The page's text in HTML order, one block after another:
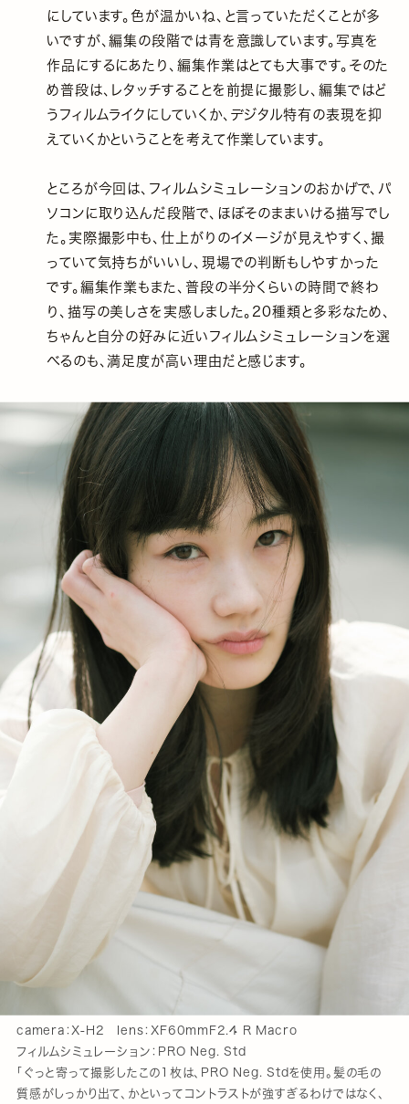
にしています。色が温かいね、と言っていただくことが多
いですが、編集の段階では青を意識しています。写真を
作品にするにあたり、編集作業はとても大事です。そのた
め普段は、レタッチすることを前提に撮影し、編集ではど
うフィルムライクにしていくか、デジタル特有の表現を抑
えていくかということを考えて作業しています。
ところが今回は、フィルムシミュレーションのおかげで、パ
ソコンに取り込んだ段階で、ほぼそのままいける描写でし
た。実際撮影中も、仕上がりのイメージが見えやすく、撮
っていて気持ちがいいし、現場での判断もしやすかった
です。編集作業もまた、普段の半分くらいの時間で終わ
り、描写の美しさを実感しました。20種類と多彩なため、
ちゃんと自分の好みに近いフィルムシミュレーションを選
べるのも、満足度が高い理由だと感じます。
camera：X-H2 lens：XF60mmF2.4 R Macro
フィルムシミュレーション：PRO Neg. Std
「ぐっと寄って撮影したこの1枚は、PRO Neg. Stdを使用。髪の毛の
質感がしっかり出て、かといってコントラストが強すぎるわけではなく、